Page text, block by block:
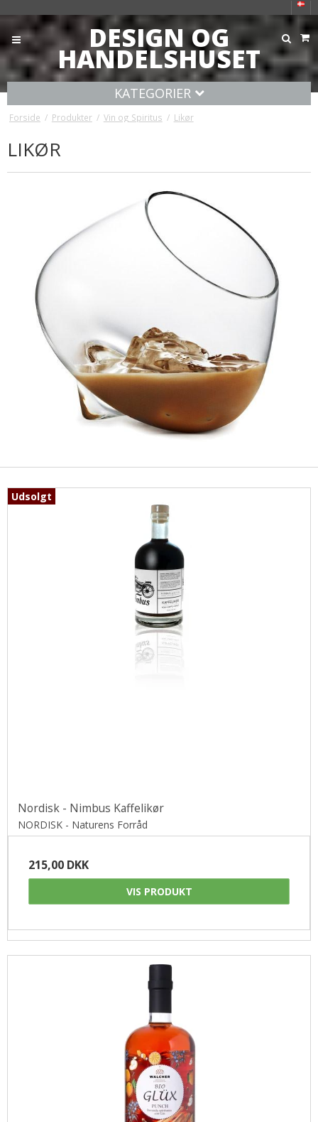
DESIGN OG
HANDELSHUSET
KATEGORIER
Forside / Produkter / Vin og Spiritus / Likør
LIKØR
Udsolgt
Nordisk - Nimbus Kaffelikør
NORDISK - Naturens Forråd
215,00 DKK
VIS PRODUKT